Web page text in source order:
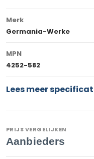
Merk
Germania-Werke
MPN
4252-582
Lees meer
PRIJS VERGELIJKEN
Aanbieders